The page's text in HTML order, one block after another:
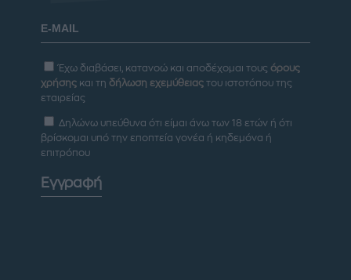
Έχω διαβάσει, κατανοώ και αποδέχομαι τους όρους
χρήσης και τη δήλωση εχεμύθειας του ιστοτόπου της
εταιρείας
Δηλώνω υπεύθυνα ότι είμαι άνω των 18 ετών ή ότι
βρίσκομαι υπό την εποπτεία γονέα ή κηδεμόνα ή
επιτρόπου
Εγγραφή